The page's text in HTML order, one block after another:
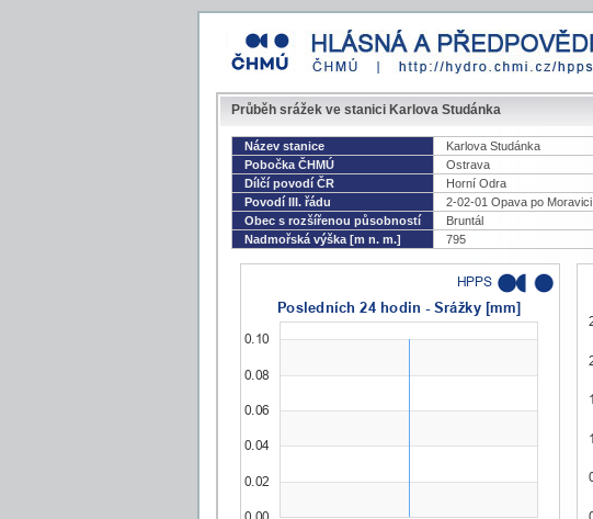
Průběh srážek ve stanici Karlova Studánka
Název stanice
Karlova Studánka
Pobočka ČHMÚ
Ostrava
Dílčí povodí ČR
Horní Odra
Povodí III. řádu
2-02-01 Opava po Moravici
Obec s rozšířenou působností
Bruntál
Nadmořská výška [m n. m.]
795